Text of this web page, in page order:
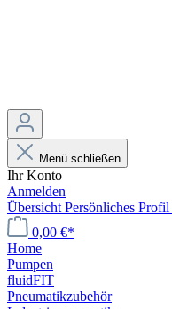
Menü schließen
Ihr Konto
Anmelden
Übersicht Persönliches Profil
0,00 €*
Home
Pumpen
fluidFIT
Pneumatikzubehör